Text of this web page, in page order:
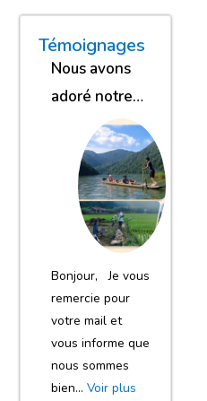
Tonlé Sap
Témoignages
Nous avons
adoré notre
Bonjour, Je vous
remercie pour
votre mail et
vous informe que
nous sommes
bien… Voir plus
« Nous
« Nous sommes